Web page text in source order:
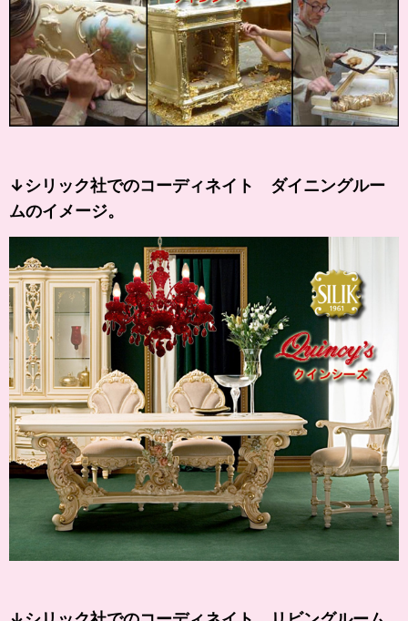
↓シリック社でのコーディネイト ダイニングルー
ムのイメージ。